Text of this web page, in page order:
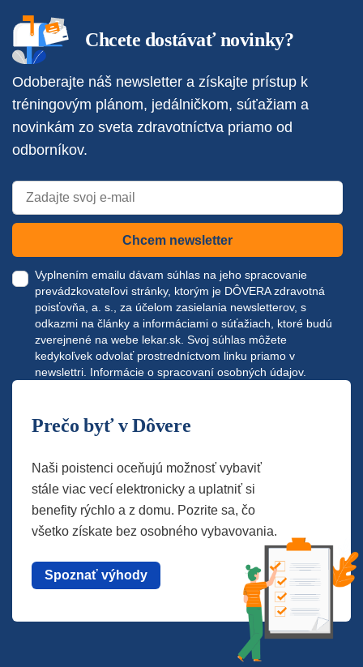
Chcete dostávať novinky?
Odoberajte náš newsletter a získajte prístup k
tréningovým plánom, jedálničkom, súťažiam a
novinkám zo sveta zdravotníctva priamo od
odborníkov.
Chcem newsletter
Vyplnením emailu dávam súhlas na jeho spracovanie
prevádzkovateľovi stránky, ktorým je DÔVERA zdravotná
poisťovňa, a. s., za účelom zasielania newsletterov, s
odkazmi na články a informáciami o súťažiach, ktoré budú
zverejnené na webe lekar.sk. Svoj súhlas môžete
kedykoľvek odvolať prostredníctvom linku priamo v
newslettri. Informácie o spracovaní osobných údajov.
Prečo byť v Dôvere
Naši poistenci oceňujú možnosť vybaviť
stále viac vecí elektronicky a uplatniť si
benefity rýchlo a z domu. Pozrite sa, čo
všetko získate bez osobného vybavovania.
Spoznať výhody